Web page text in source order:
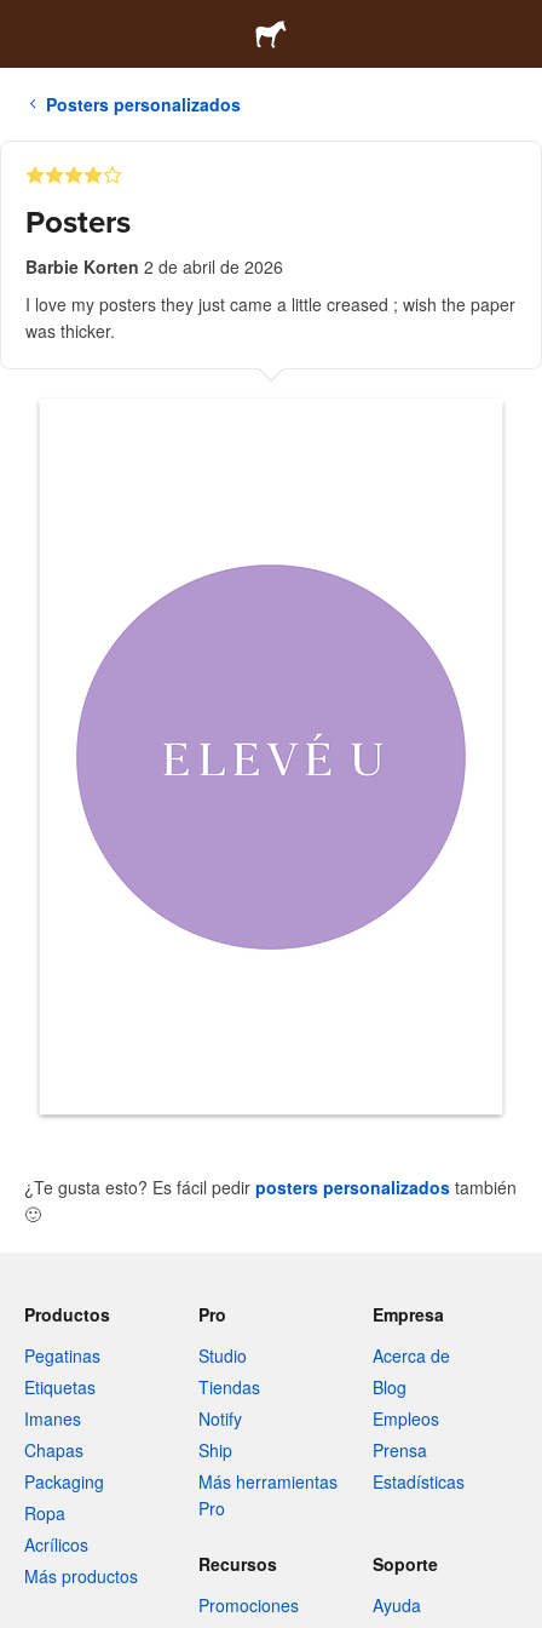
Posters personalizados
Posters
Barbie Korten 2 de abril de 2026
I love my posters they just came a little creased ; wish the paper
was thicker.
¿Te gusta esto? Es fácil pedir posters personalizados también
🙂
Productos
Pegatinas
Etiquetas
Imanes
Chapas
Packaging
Ropa
Acrílicos
Más productos
Pro
Studio
Tiendas
Notify
Ship
Más herramientas
Pro
Empresa
Acerca de
Blog
Empleos
Prensa
Estadísticas
Recursos
Promociones
Soporte
Ayuda